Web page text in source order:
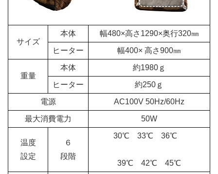
サイズ
本体 幅480×高さ1290×奥行320㎜
ヒーター 幅400× 高さ900㎜
重量
本体 約1980ｇ
ヒーター 約250ｇ
電源 AC100V 50Hz/60Hz
最大消費電力 50W
温度
設定
６
段階
30℃ 33℃ 36℃
39℃ 42℃ 45℃